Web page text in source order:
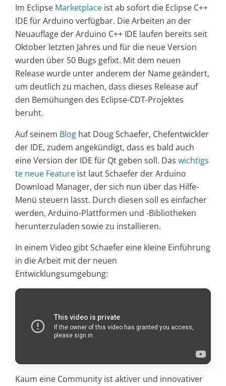
Im Eclipse Marketplace ist ab sofort die Eclipse C++
IDE für Arduino verfügbar. Die Arbeiten an der
Neuauflage der Arduino C++ IDE laufen bereits seit
Oktober letzten Jahres und für die neue Version
wurden über 50 Bugs gefixt. Mit dem neuen
Release wurde unter anderem der Name geändert,
um deutlich zu machen, dass dieses Release auf
den Bemühungen des Eclipse-CDT-Projektes
beruht.
Auf seinem Blog hat Doug Schaefer, Chefentwickler
der IDE, zudem angekündigt, dass es bald auch
eine Version der IDE für Qt geben soll. Das wichtigs
te neue Feature ist laut Schaefer der Arduino
Download Manager, der sich nun über das Hilfe-
Menü steuern lässt. Durch diesen soll es einfacher
werden, Arduino-Plattformen und -Bibliotheken
herunterzuladen sowie zu installieren.
In einem Video gibt Schaefer eine kleine Einführung
in die Arbeit mit der neuen
Entwicklungsumgebung:
Kaum eine Community ist aktiver und innovativer